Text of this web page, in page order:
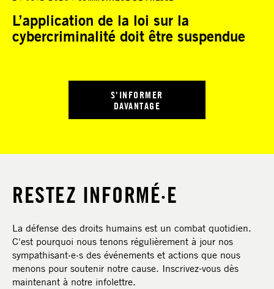
L’application de la loi sur la
cybercriminalité doit être suspendue
S'INFORMER
DAVANTAGE
RESTEZ INFORMÉ·E
La défense des droits humains est un combat quotidien.
C'est pourquoi nous tenons régulièrement à jour nos
sympathisant·e·s des événements et actions que nous
menons pour soutenir notre cause. Inscrivez-vous dès
maintenant à notre infolettre.